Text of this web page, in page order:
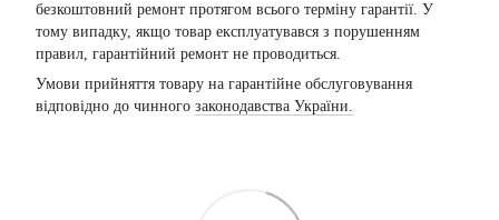
безкоштовний ремонт протягом всього терміну гарантії. У
тому випадку, якщо товар експлуатувався з порушенням
правил, гарантійний ремонт не проводиться.
Умови прийняття товару на гарантійне обслуговування
відповідно до чинного законодавства України.